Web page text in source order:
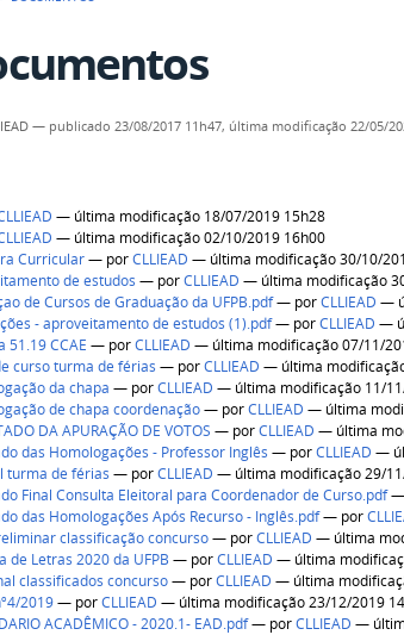
— publicado 23/08/2017 11h47, última modificação 22/05/
— última modificação 18/07/2019 15h28
— última modificação 02/10/2019 16h00
Curricular— porCLLIEAD — última modificação 30/10/
de estudos — porCLLIEAD — última modificação
de Cursos de Graduação da UFPB.pdf— porCLLIEAD —
- aproveitamento de estudos (1).pdf— porCLLIEAD —
51.19 CCAE — porCLLIEAD — última modificação 07/11/
curso turma de férias — porCLLIEAD — última
da chapa — porCLLIEAD — última modificação 11/
de chapa coordenação— porCLLIEAD — última
DA APURAÇÃO DE VOTOS — porCLLIEAD — última
das Homologações - Professor Inglês — porCLLIEAD —
turma de férias — porCLLIEAD — última modificação 29/
Final Consulta Eleitoral para Coordenador de Curso.pdf—
das Homologações Após Recurso - Inglês.pdf— por
classificação concurso— porCLLIEAD — última
de Letras 2020 da UFPB — porCLLIEAD — última
classificados concurso— porCLLIEAD — última
2019— porCLLIEAD — última modificação 23/12/2019
ACADÊMICO - 2020.1- EAD.pdf— porCLLIEAD —